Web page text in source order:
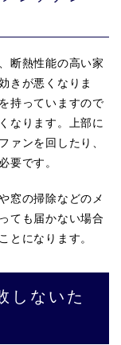
断熱性能の高い家
きが悪くなりま
持っていますので
なります。上部に
ァンを回したり、
要です。
窓の掃除などのメ
ても届かない場合
とになります。
しないた